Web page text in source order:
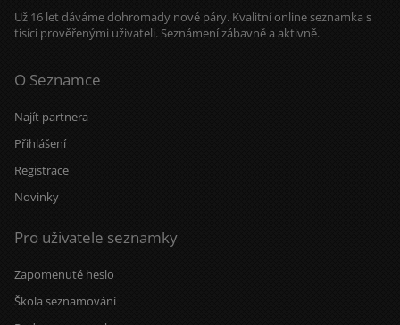
Už 16 let dáváme dohromady nové páry. Kvalitní online seznamka s
tisíci prověřenými uživateli. Seznámení zábavně a aktivně.
O Seznamce
Najít partnera
Přihlášení
Registrace
Novinky
Pro uživatele seznamky
Zapomenuté heslo
Škola seznamování